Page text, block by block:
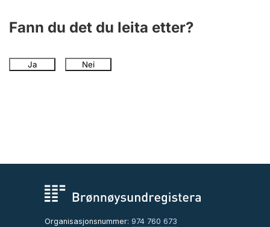
Fann du det du leita etter?
Ja Nei
Organisasjonsnummer: 974 760 673